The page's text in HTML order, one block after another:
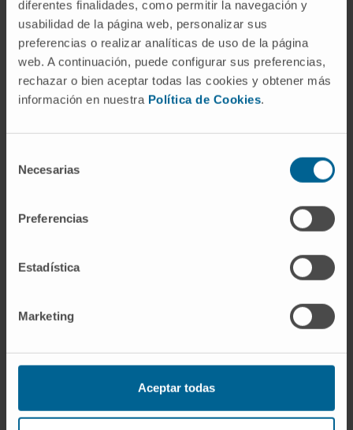
diferentes finalidades, como permitir la navegación y
usabilidad de la página web, personalizar sus
preferencias o realizar analíticas de uso de la página
web. A continuación, puede configurar sus preferencias,
rechazar o bien aceptar todas las cookies y obtener más
información en nuestra Política de Cookies.
Necesarias
Preferencias
Estadística
Marketing
Aceptar todas
"Actualmente me encuentro haciendo una rotación
en el hospital Virgen del Valle de Toledo, hospital
el gran trato que tenemos entre residentes y la